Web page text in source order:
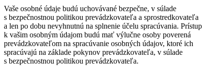
Vaše osobné údaje budú uchovávané bezpečne, v súlade
s bezpečnostnou politikou prevádzkovateľa a sprostredkovateľa
a len po dobu nevyhnutnú na splnenie účelu spracúvania. Prístup
k vašim osobným údajom budú mať výlučne osoby poverená
prevádzkovateľom na spracúvanie osobných údajov, ktoré ich
spracúvajú na základe pokynov prevádzkovateľa, v súlade
s bezpečnostnou politikou prevádzkovateľa.